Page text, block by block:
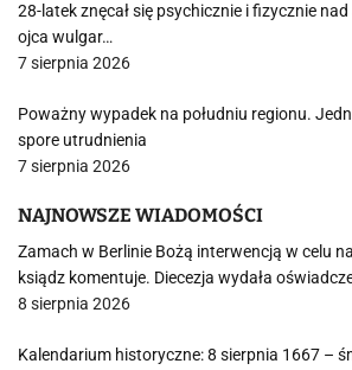
28-latek znęcał się psychicznie i fizycznie
ojca wulgar…
7 sierpnia 2026
Poważny wypadek na południu regionu.
spore utrudnienia
7 sierpnia 2026
NAJNOWSZE WIADOMOŚCI
Zamach w Berlinie Bożą interwencją w celu
ksiądz komentuje. Diecezja wydała
8 sierpnia 2026
Kalendarium historyczne: 8 sierpnia 1667 –